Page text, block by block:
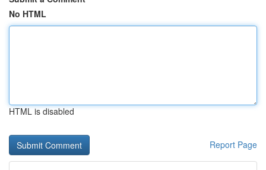
No HTML
HTML is disabled
Report Page